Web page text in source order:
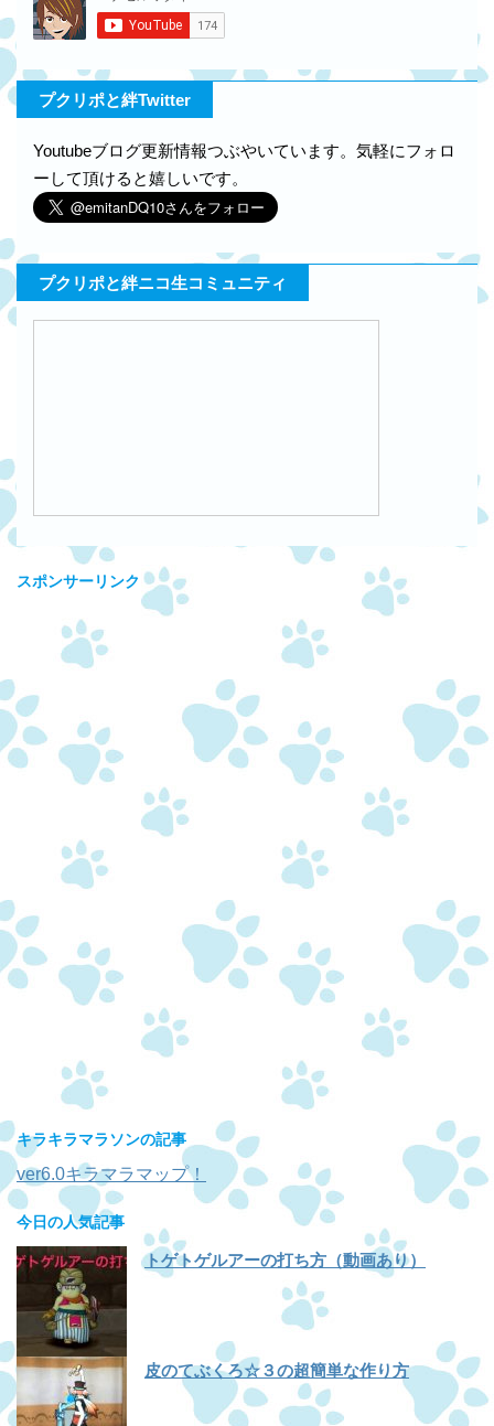
プクリポと絆Twitter
Youtubeブログ更新情報つぶやいています。気軽にフォロ
ーして頂けると嬉しいです。
プクリポと絆ニコ生コミュニティ
スポンサーリンク
キラキラマラソンの記事
ver6.0キラマラマップ！
今日の人気記事
トゲトゲルアーの打ち方（動画あり）
皮のてぶくろ☆３の超簡単な作り方